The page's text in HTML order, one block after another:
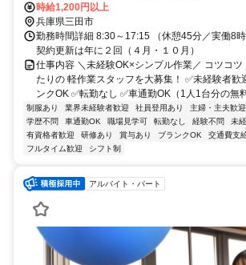
時給1,200円以上
兵庫県三田市
勤務時間詳細 8:30～17:15 （休憩45分／実働8
契約更新は年に２回（４月・１０月）
仕事内容 ＼未経験OK×シンプル作業／ コツコツ
たりの 軽作業スタッフを大募集！ ✅未経験者歓
ンクOK ✅転勤なし ✅車通勤OK（1人1台分の無
制服あり 業界未経験者歓迎 社員登用あり 主婦・主夫歓迎
学歴不問
車通勤OK 職場見学可 転勤なし 経験不問 未
有資格者歓迎
研修あり 賞与あり ブランクOK 交通費支
フルタイム歓迎
シフト制
アルバイト・パート